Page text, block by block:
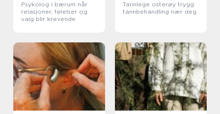
Psykolog i bærum når
relasjoner, følelser og
valg blir krevende
Tannlege osterøy trygg
tannbehandling nær deg